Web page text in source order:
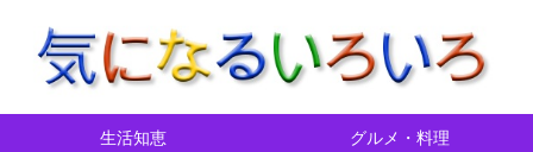
生活知恵 グルメ・料理